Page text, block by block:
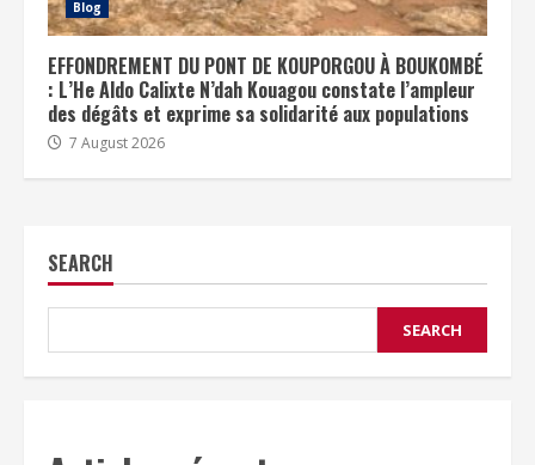
Blog
EFFONDREMENT DU PONT DE KOUPORGOU À BOUKOMBÉ
: L’He Aldo Calixte N’dah Kouagou constate l’ampleur
des dégâts et exprime sa solidarité aux populations
7 August 2026
SEARCH
SEARCH